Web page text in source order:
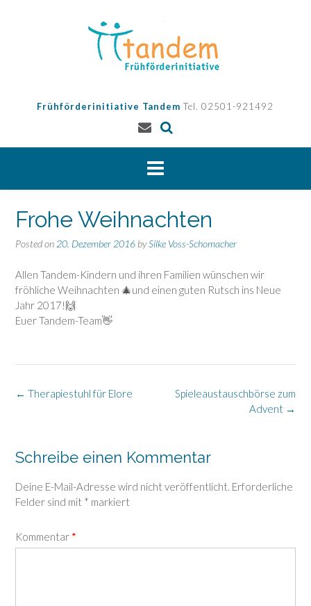
Frühförderinitiative Tandem Tel. 02501-921492
Frohe Weihnachten
Posted on 20. Dezember 2016 bySilke Voss-Schomacher
Allen Tandem-Kindern und ihren Familien wünschen wir
fröhliche Weihnachten 🎄und einen guten Rutsch ins Neue
Jahr 2017!🙌
Euer Tandem-Team👋
Post
Spieleaustauschbörse zum
Advent →
← Therapiestuhl für Elore
Schreibe einen Kommentar
Deine E-Mail-Adresse wird nicht veröffentlicht. Erforderliche
Felder sind mit * markiert
Kommentar *